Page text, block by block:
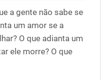
a gente não sabe se
um amor se a
O que adianta um
ele morre? O que